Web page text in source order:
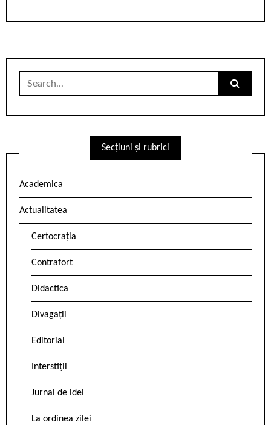
Search
Secțiuni și rubrici
Academica
Actualitatea
Certocrația
Contrafort
Didactica
Divagații
Editorial
Interstiții
Jurnal de idei
La ordinea zilei